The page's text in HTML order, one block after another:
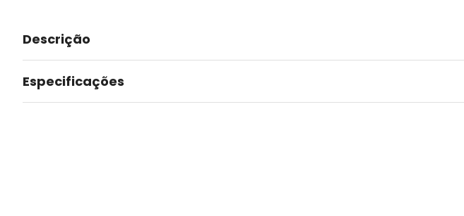
Descrição
Especificações